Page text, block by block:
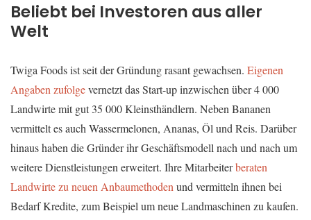
Beliebt bei Investoren aus aller
Welt
Twiga Foods ist seit der Gründung rasant gewachsen. Eigenen
Angaben zufolgevernetzt das Start-up inzwischen über 4 000
Landwirte mit gut 35 000 Kleinsthändlern. Neben Bananen
vermittelt es auch Wassermelonen, Ananas, Öl und Reis. Darüber
hinaus haben die Gründer ihr Geschäftsmodell nach und nach um
weitere Dienstleistungen erweitert. Ihre Mitarbeiterberaten
Landwirte zu neuen Anbaumethodenund vermitteln ihnen bei
Bedarf Kredite, zum Beispiel um neue Landmaschinen zu kaufen.